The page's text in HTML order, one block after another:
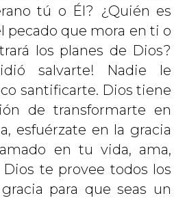
tú o Él? ¿Quién es
pecado que mora en ti o
los planes de Dios?
salvarte! Nadie le
santificarte. Dios tiene
de transformarte en
esfuérzate en la gracia
en tu vida, ama,
Dios te provee todos los
para que seas un